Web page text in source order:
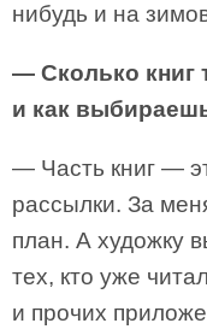
нибудь и на
— Сколько книг
и как
— Часть книг —
рассылки. За
план. А художку
тех, кто уже
и прочих